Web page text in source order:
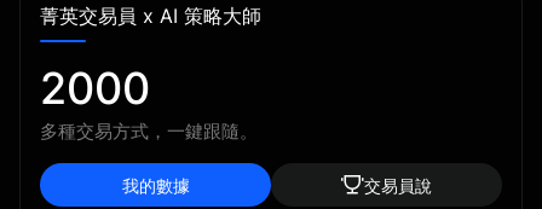
菁英交易員 x AI 策略大師
2000
多種交易方式，一鍵跟隨。
我的數據 交易員說